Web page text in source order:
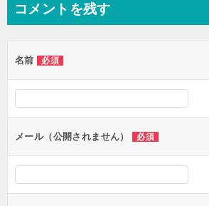
ビ
ー
シ
ョ
ン
コメントを残す
名前 必須
メール（公開されません） 必須